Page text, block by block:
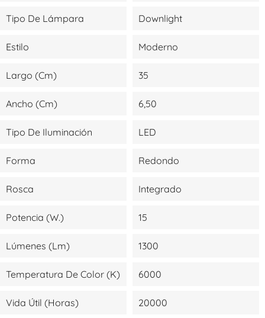
Tipo De Lámpara Downlight
Estilo Moderno
Largo (cm) 35
Ancho (cm) 6,50
Tipo De Iluminación LED
Forma Redondo
Rosca Integrado
Potencia (W.) 15
Lúmenes (lm) 1300
Temperatura De Color (K) 6000
Vida Útil (Horas) 20000